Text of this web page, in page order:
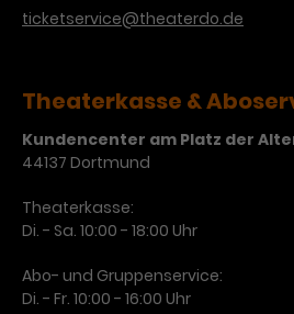
ticketservice@theaterdo.de
Theaterkasse &
Kundencenter am Platz der
44137 Dortmund
Theaterkasse:
Di. - Sa. 10:00 - 18:00 Uhr
Abo- und Gruppenservice:
Di. - Fr. 10:00 - 16:00 Uhr